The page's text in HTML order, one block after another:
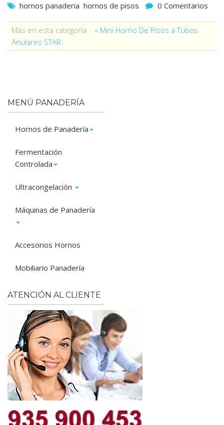
hornos panaderia hornos de pisos 0 Comentarios
Más en esta categoría
« Mini Horno De Pisos a Tubos
Anulares STAR
MENÚ PANADERÍA
Hornos de Panadería
Fermentación
Controlada
Ultracongelación
Máquinas de Panadería
Accesorios Hornos
Mobiliario Panadería
ATENCIÓN AL CLIENTE